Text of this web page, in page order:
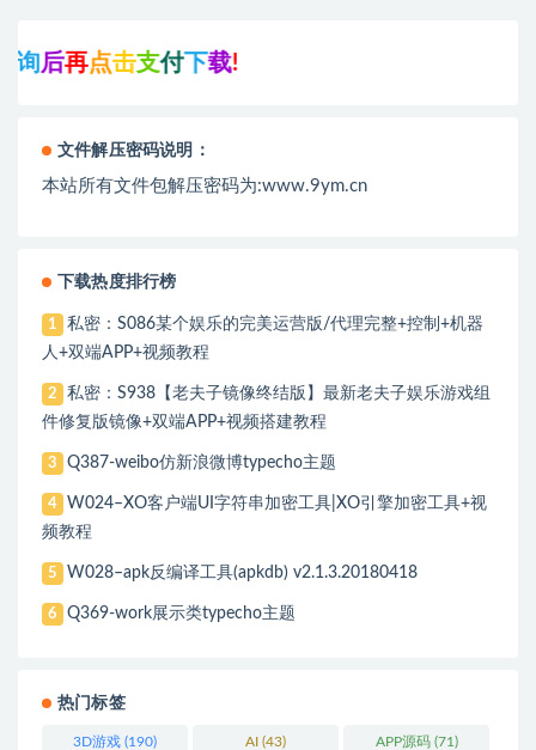
后再点击支付下载!
文件解压密码说明：
本站所有文件包解压密码为:www.9ym.cn
下载热度排行榜
1
私密：S086某个娱乐的完美运营版/代理完整+控制+机器
人+双端APP+视频教程
2
私密：S938【老夫子镜像终结版】最新老夫子娱乐游戏组
件修复版镜像+双端APP+视频搭建教程
3 Q387-weibo仿新浪微博typecho主题
4
W024–XO客户端UI字符串加密工具|XO引擎加密工具+视
频教程
5 W028–apk反编译工具(apkdb) v2.1.3.20180418
6 Q369-work展示类typecho主题
热门标签
3D游戏 (190) AI (43) APP源码(71)